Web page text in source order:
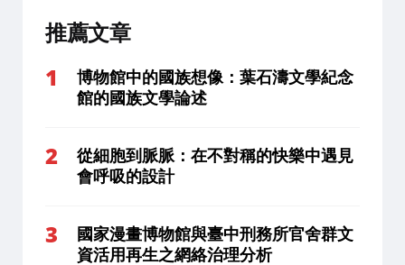
推薦文章
博物館中的國族想像：葉石濤文學紀念
館的國族文學論述
從細胞到脈脈：在不對稱的快樂中遇見
會呼吸的設計
國家漫畫博物館與臺中刑務所官舍群文
資活用再生之網絡治理分析